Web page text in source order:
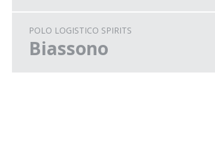
POLO LOGISTICO SPIRITS
Biassono